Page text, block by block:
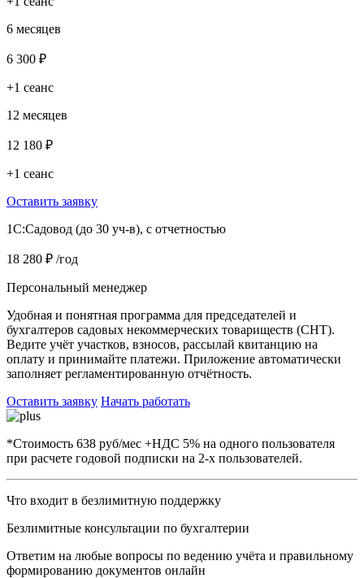
6 месяцев
6 300 ₽
+1 сеанс
12 месяцев
12 180 ₽
+1 сеанс
Оставить заявку
1C:Садовод (до 30 уч-в), с отчетностью
18 280 ₽ /год
Персональный менеджер
Удобная и понятная программа для председателей и
бухгалтеров садовых некоммерческих товариществ (СНТ).
Ведите учёт участков, взносов, рассылай квитанцию на
оплату и принимайте платежи. Приложение автоматически
заполняет регламентированную отчётность.
Оставить заявку Начать работать
*Стоимость 638 руб/мес +НДС 5% на одного пользователя
при расчете годовой подписки на 2-х пользователей.
Что входит в безлимитную поддержку
Безлимитные консультации по бухгалтерии
Ответим на любые вопросы по ведению учёта и правильному
формированию документов онлайн